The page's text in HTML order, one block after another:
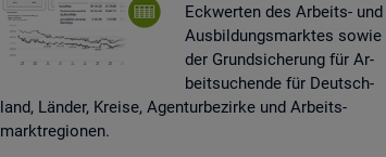
Eck­wer­ten des Ar­beits- und
Aus­bil­dungs­mark­tes sowie
der Grund­si­che­rung für Ar­
beit­su­chen­de für Deutsch­
land, Län­der, Krei­se, Agen­tur­be­zir­ke und Ar­beits­
markt­re­gio­nen.